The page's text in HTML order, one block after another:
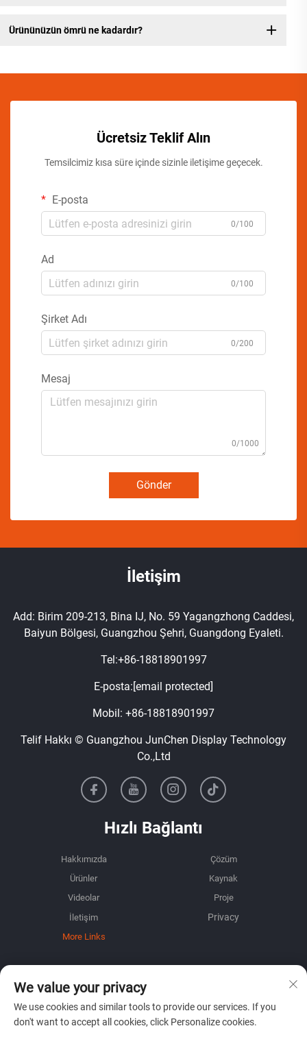
Ürününüzün ömrü ne kadardır?
Ücretsiz Teklif Alın
Temsilcimiz kısa süre içinde sizinle iletişime geçecek.
E-posta
0/100
Ad
0/100
Şirket Adı
0/200
Mesaj
0/1000
Gönder
İletişim
Add: Birim 209-213, Bina IJ, No. 59 Yagangzhong Caddesi,
Baiyun Bölgesi, Guangzhou Şehri, Guangdong Eyaleti.
Tel:+86-18818901997
E-posta: [email protected]
Mobil: +86-18818901997
Telif Hakkı © Guangzhou JunChen Display Technology
Co.,Ltd
Hızlı Bağlantı
Hakkımızda
Çözüm
Ürünler
Kaynak
Videolar
Proje
İletişim
More Links
Haftalık bültenimizi almak için kaydolun
We value your privacy
We use cookies and similar tools to provide our services. If you
don't want to accept all cookies, click Personalize cookies.